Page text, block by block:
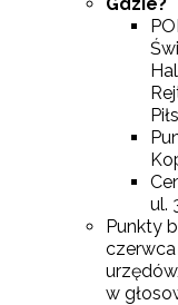
ul.
Punkty
w